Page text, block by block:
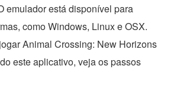
emulador está disponível para
como Windows, Linux e OSX.
Animal Crossing: New Horizons
este aplicativo, veja os passos